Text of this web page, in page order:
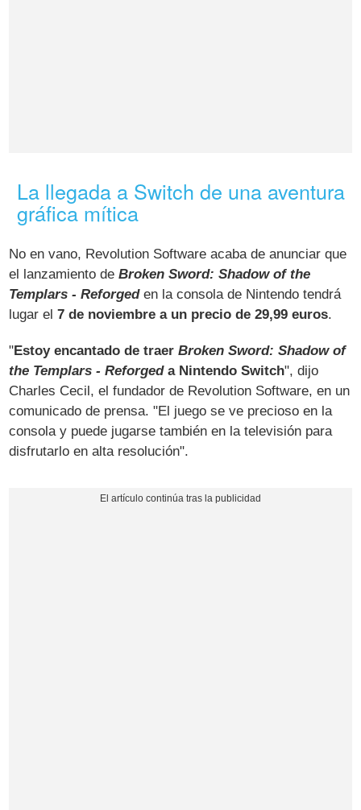
La llegada a Switch de una aventura
gráfica mítica
No en vano, Revolution Software acaba de anunciar que
el lanzamiento deBroken Sword: Shadow of the
Templars - Reforgeden la consola de Nintendo tendrá
lugar el7 de noviembre a un precio de 29,99 euros.
"Estoy encantado de traerBroken Sword: Shadow of
the Templars - Reforgeda Nintendo Switch", dijo
Charles Cecil, el fundador de Revolution Software, en un
comunicado de prensa. "El juego se ve precioso en la
consola y puede jugarse también en la televisión para
disfrutarlo en alta resolución".